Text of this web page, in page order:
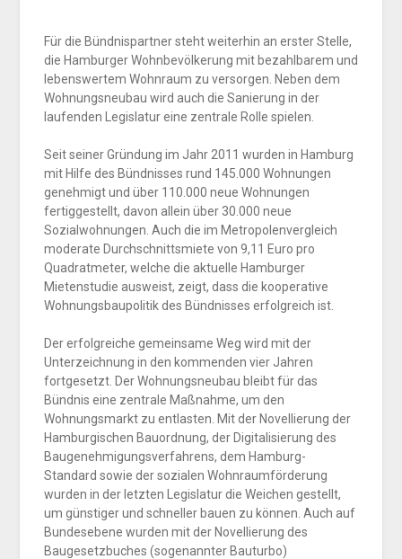
Für die Bündnispartner steht weiterhin an erster Stelle,
die Hamburger Wohnbevölkerung mit bezahlbarem und
lebenswertem Wohnraum zu versorgen. Neben dem
Wohnungsneubau wird auch die Sanierung in der
laufenden Legislatur eine zentrale Rolle spielen.
Seit seiner Gründung im Jahr 2011 wurden in Hamburg
mit Hilfe des Bündnisses rund 145.000 Wohnungen
genehmigt und über 110.000 neue Wohnungen
fertiggestellt, davon allein über 30.000 neue
Sozialwohnungen. Auch die im Metropolenvergleich
moderate Durchschnittsmiete von 9,11 Euro pro
Quadratmeter, welche die aktuelle Hamburger
Mietenstudie ausweist, zeigt, dass die kooperative
Wohnungsbaupolitik des Bündnisses erfolgreich ist.
Der erfolgreiche gemeinsame Weg wird mit der
Unterzeichnung in den kommenden vier Jahren
fortgesetzt. Der Wohnungsneubau bleibt für das
Bündnis eine zentrale Maßnahme, um den
Wohnungsmarkt zu entlasten. Mit der Novellierung der
Hamburgischen Bauordnung, der Digitalisierung des
Baugenehmigungsverfahrens, dem Hamburg-
Standard sowie der sozialen Wohnraumförderung
wurden in der letzten Legislatur die Weichen gestellt,
um günstiger und schneller bauen zu können. Auch auf
Bundesebene wurden mit der Novellierung des
Baugesetzbuches (sogenannter Bauturbo)